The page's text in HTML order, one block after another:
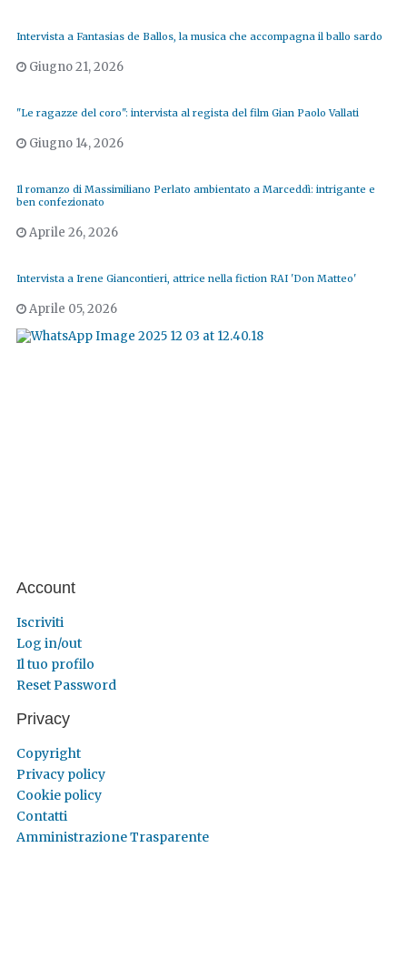
Intervista a Fantasias de Ballos, la musica che accompagna il ballo sardo
Giugno 21, 2026
"Le ragazze del coro": intervista al regista del film Gian Paolo Vallati
Giugno 14, 2026
Il romanzo di Massimiliano Perlato ambientato a Marceddì: intrigante e
ben confezionato
Aprile 26, 2026
Intervista a Irene Giancontieri, attrice nella fiction RAI 'Don Matteo'
Aprile 05, 2026
Account
Iscriviti
Log in/out
Il tuo profilo
Reset Password
Privacy
Copyright
Privacy policy
Cookie policy
Contatti
Amministrazione Trasparente